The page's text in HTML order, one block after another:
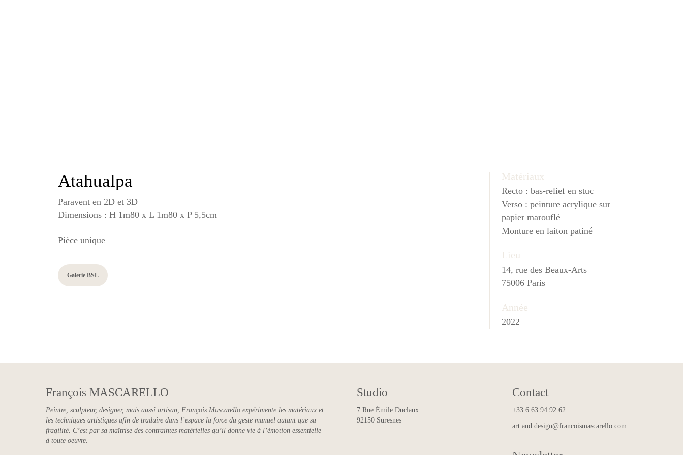
Atahualpa
Paravent en 2D et 3D
Dimensions : H 1m80 x L 1m80 x P 5,5cm
Pièce unique
Galerie BSL
Matériaux
Recto : bas-relief en stuc
Verso : peinture acrylique sur
papier marouflé
Monture en laiton patiné
Lieu
14, rue des Beaux-Arts
75006 Paris
Année
2022
François MASCARELLO
Peintre, sculpteur, designer, mais aussi artisan, François Mascarello expérimente les matériaux et
les techniques artistiques afin de traduire dans l’espace la force du geste manuel autant que sa
fragilité. C’est par sa maîtrise des contraintes matérielles qu’il donne vie à l’émotion essentielle
à toute oeuvre.
Studio
7 Rue Émile Duclaux
92150 Suresnes
Contact
+33 6 63 94 92 62
art.and.design@francoismascarello.com